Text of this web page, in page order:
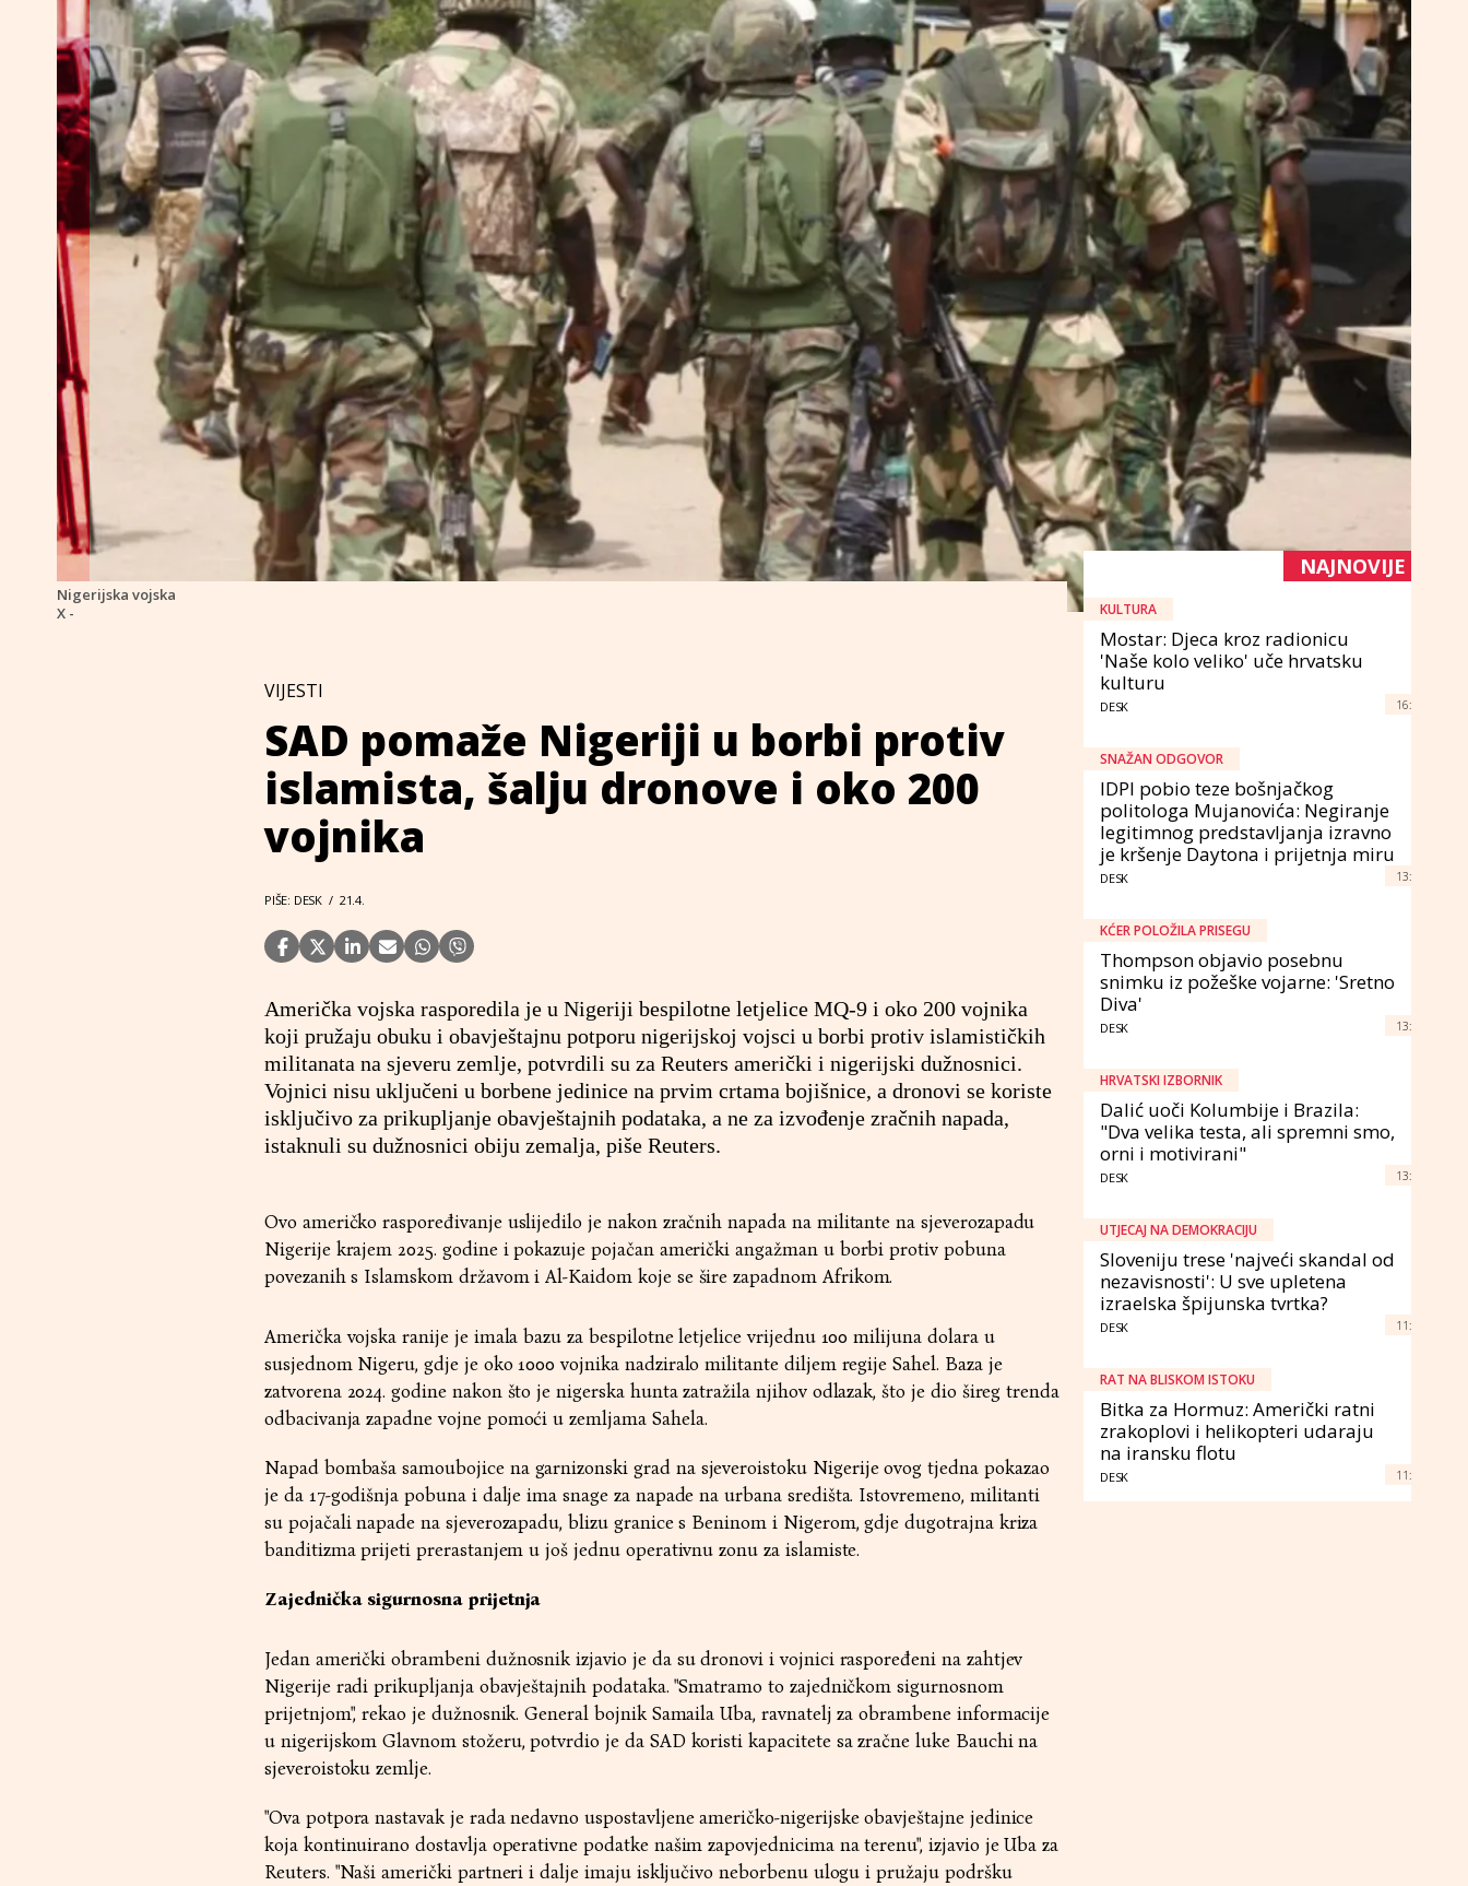
Nigerijska vojska
X -
VIJESTI
SAD pomaže Nigeriji u borbi protiv
islamista, šalju dronove i oko 200
vojnika
PIŠE: DESK / 21.4.
Američka vojska rasporedila je u Nigeriji bespilotne letjelice MQ-9 i oko 200 vojnika
koji pružaju obuku i obavještajnu potporu nigerijskoj vojsci u borbi protiv islamističkih
militanata na sjeveru zemlje, potvrdili su za Reuters američki i nigerijski dužnosnici.
Vojnici nisu uključeni u borbene jedinice na prvim crtama bojišnice, a dronovi se koriste
isključivo za prikupljanje obavještajnih podataka, a ne za izvođenje zračnih napada,
istaknuli su dužnosnici obiju zemalja, piše Reuters.
Ovo američko raspoređivanje uslijedilo je nakon zračnih napada na militante na sjeverozapadu
Nigerije krajem 2025. godine i pokazuje pojačan američki angažman u borbi protiv pobuna
povezanih s Islamskom državom i Al-Kaidom koje se šire zapadnom Afrikom.
Američka vojska ranije je imala bazu za bespilotne letjelice vrijednu 100 milijuna dolara u
susjednom Nigeru, gdje je oko 1000 vojnika nadziralo militante diljem regije Sahel. Baza je
zatvorena 2024. godine nakon što je nigerska hunta zatražila njihov odlazak, što je dio šireg trenda
odbacivanja zapadne vojne pomoći u zemljama Sahela.
Napad bombaša samoubojice na garnizonski grad na sjeveroistoku Nigerije ovog tjedna pokazao
je da 17-godišnja pobuna i dalje ima snage za napade na urbana središta. Istovremeno, militanti
su pojačali napade na sjeverozapadu, blizu granice s Beninom i Nigerom, gdje dugotrajna kriza
banditizma prijeti prerastanjem u još jednu operativnu zonu za islamiste.
Zajednička sigurnosna prijetnja
Jedan američki obrambeni dužnosnik izjavio je da su dronovi i vojnici raspoređeni na zahtjev
Nigerije radi prikupljanja obavještajnih podataka. "Smatramo to zajedničkom sigurnosnom
prijetnjom", rekao je dužnosnik. General bojnik Samaila Uba, ravnatelj za obrambene informacije
u nigerijskom Glavnom stožeru, potvrdio je da SAD koristi kapacitete sa zračne luke Bauchi na
sjeveroistoku zemlje.
"Ova potpora nastavak je rada nedavno uspostavljene američko-nigerijske obavještajne jedinice
koja kontinuirano dostavlja operativne podatke našim zapovjednicima na terenu", izjavio je Uba za
Reuters. "Naši američki partneri i dalje imaju isključivo neborbenu ulogu i pružaju podršku
NAJNOVIJE
KULTURA
Mostar: Djeca kroz radionicu
'Naše kolo veliko' uče hrvatsku
kulturu
DESK 16:
SNAŽAN ODGOVOR
IDPI pobio teze bošnjačkog
politologa Mujanovića: Negiranje
legitimnog predstavljanja izravno
je kršenje Daytona i prijetnja miru
DESK 13:
KĆER POLOŽILA PRISEGU
Thompson objavio posebnu
snimku iz požeške vojarne: 'Sretno
Diva'
DESK 13:
HRVATSKI IZBORNIK
Dalić uoči Kolumbije i Brazila:
"Dva velika testa, ali spremni smo,
orni i motivirani"
DESK 13:
UTJECAJ NA DEMOKRACIJU
Sloveniju trese 'najveći skandal od
nezavisnosti': U sve upletena
izraelska špijunska tvrtka?
DESK 11:
RAT NA BLISKOM ISTOKU
Bitka za Hormuz: Američki ratni
zrakoplovi i helikopteri udaraju
na iransku flotu
DESK 11: